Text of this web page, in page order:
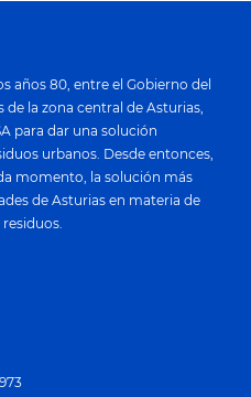
años 80, entre el Gobierno del
la zona central de Asturias,
para dar una solución
urbanos. Desde entonces,
momento, la solución más
de Asturias en materia de